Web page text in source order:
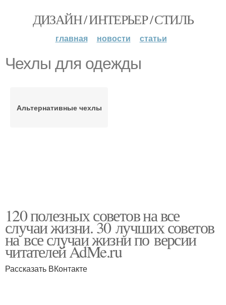
ДИЗАЙН / ИНТЕРЬЕР / СТИЛЬ
главная новости статьи
Чехлы для одежды
Альтернативные чехлы
120 полезных советов на все
случаи жизни. 30 лучших советов
на все случаи жизни по версии
читателей AdMe.ru
Рассказать ВКонтакте